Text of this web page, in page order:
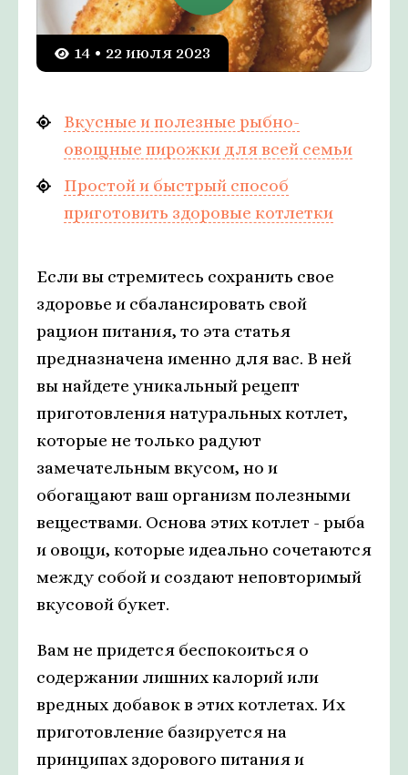
14 • 22 июля 2023
Вкусные и полезные рыбно-
овощные пирожки для всей семьи
Простой и быстрый способ
приготовить здоровые котлетки
Если вы стремитесь сохранить свое
здоровье и сбалансировать свой
рацион питания, то эта статья
предназначена именно для вас. В ней
вы найдете уникальный рецепт
приготовления натуральных котлет,
которые не только радуют
замечательным вкусом, но и
обогащают ваш организм полезными
веществами. Основа этих котлет - рыба
и овощи, которые идеально сочетаются
между собой и создают неповторимый
вкусовой букет.
Вам не придется беспокоиться о
содержании лишних калорий или
вредных добавок в этих котлетах. Их
приготовление базируется на
принципах здорового питания и